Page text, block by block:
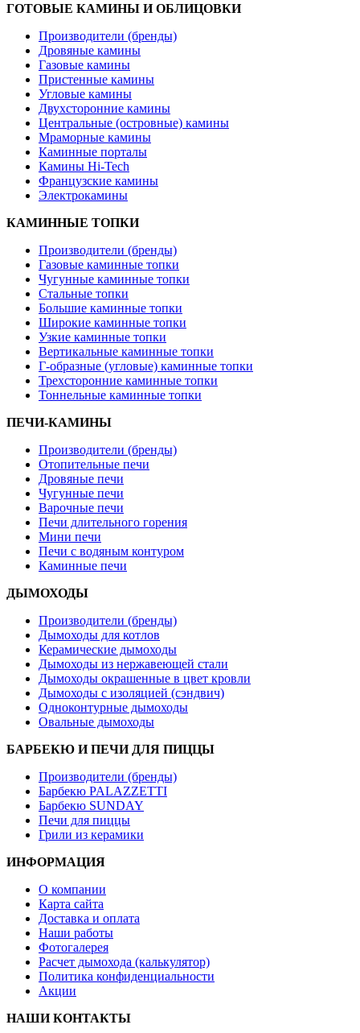
ГОТОВЫЕ КАМИНЫ И ОБЛИЦОВКИ
Производители (бренды)
Дровяные камины
Газовые камины
Пристенные камины
Угловые камины
Двухсторонние камины
Центральные (островные) камины
Мраморные камины
Каминные порталы
Камины Hi-Tech
Французские камины
Электрокамины
КАМИННЫЕ ТОПКИ
Производители (бренды)
Газовые каминные топки
Чугунные каминные топки
Стальные топки
Большие каминные топки
Широкие каминные топки
Узкие каминные топки
Вертикальные каминные топки
Г-образные (угловые) каминные топки
Трехсторонние каминные топки
Тоннельные каминные топки
ПЕЧИ-КАМИНЫ
Производители (бренды)
Отопительные печи
Дровяные печи
Чугунные печи
Варочные печи
Печи длительного горения
Мини печи
Печи с водяным контуром
Каминные печи
ДЫМОХОДЫ
Производители (бренды)
Дымоходы для котлов
Керамические дымоходы
Дымоходы из нержавеющей стали
Дымоходы окрашенные в цвет кровли
Дымоходы с изоляцией (сэндвич)
Одноконтурные дымоходы
Овальные дымоходы
БАРБЕКЮ И ПЕЧИ ДЛЯ ПИЦЦЫ
Производители (бренды)
Барбекю PALAZZETTI
Барбекю SUNDAY
Печи для пиццы
Грили из керамики
ИНФОРМАЦИЯ
О компании
Карта сайта
Доставка и оплата
Наши работы
Фотогалерея
Расчет дымохода (калькулятор)
Политика конфиденциальности
Акции
НАШИ КОНТАКТЫ